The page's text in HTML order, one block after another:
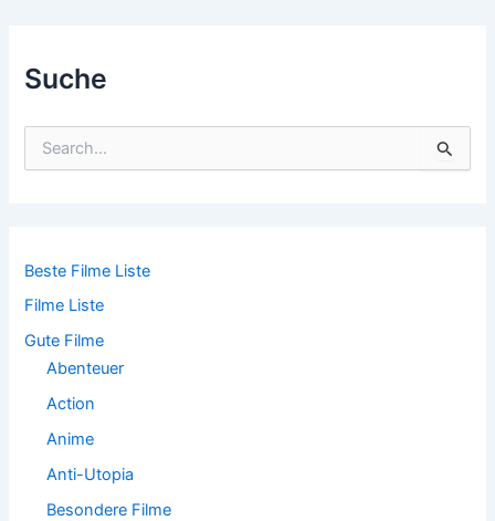
Suche
n
c
h
Beste Filme Liste
Filme Liste
Gute Filme
Abenteuer
Action
Anime
Anti-Utopia
Besondere Filme